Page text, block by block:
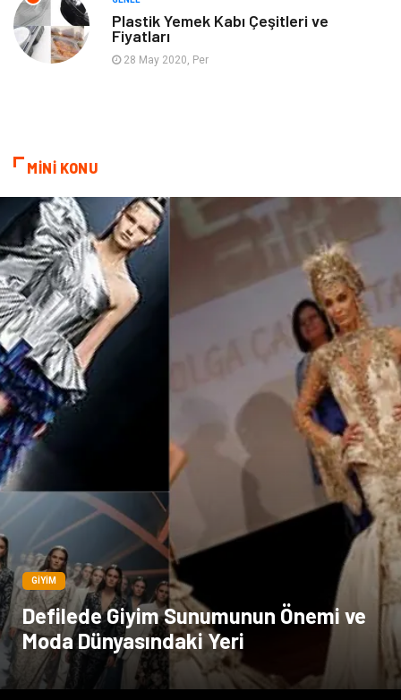
Aksesuar
Plastik Yemek Kabı Çeşitleri ve
Fiyatları
28 May 2020, Per
MİNİ KONU
GIYIM
Defilede Giyim Sunumunun Önemi ve
Moda Dünyasındaki Yeri